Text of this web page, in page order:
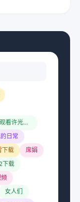
你的婚礼免费观看许光汉主演
日常
下载
席娟
下载
女人们